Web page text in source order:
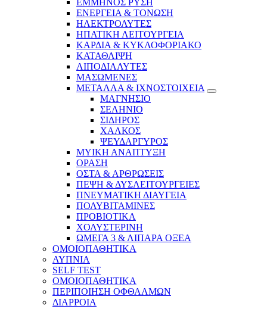
ΕΝΕΡΓΕΙΑ & ΤΟΝΩΣΗ
ΗΛΕΚΤΡΟΛΥΤΕΣ
ΗΠΑΤΙΚΗ ΛΕΙΤΟΥΡΓΕΙΑ
ΚΑΡΔΙΑ & ΚΥΚΛΟΦΟΡΙΑΚΟ
ΚΑΤΑΘΛΙΨΗ
ΛΙΠΟΔΙΑΛΥΤΕΣ
ΜΑΣΩΜΕΝΕΣ
ΜΕΤΑΛΛΑ & ΙΧΝΟΣΤΟΙΧΕΙΑ
ΜΑΓΝΗΣΙΟ
ΣΕΛΗΝΙΟ
ΣΙΔΗΡΟΣ
ΧΑΛΚΟΣ
ΨΕΥΔΑΡΓΥΡΟΣ
ΜΥΙΚΗ ΑΝΑΠΤΥΞΗ
ΟΡΑΣΗ
ΟΣΤΑ & ΑΡΘΡΩΣΕΙΣ
ΠΕΨΗ & ΔΥΣΛΕΙΤΟΥΡΓΕΙΕΣ
ΠΝΕΥΜΑΤΙΚΗ ΔΙΑΥΓΕΙΑ
ΠΟΛΥΒΙΤΑΜΙΝΕΣ
ΠΡΟΒΙΟΤΙΚΑ
ΧΟΛΥΣΤΕΡΙΝΗ
ΩΜΕΓΑ 3 & ΛΙΠΑΡΑ ΟΞΕΑ
ΟΜΟΙΟΠΑΘΗΤΙΚΑ
ΑΥΠΝΙΑ
SELF TEST
ΟΜΟΙΟΠΑΘΗΤΙΚΑ
ΠΕΡΙΠΟΙΗΣΗ ΟΦΘΑΛΜΩΝ
ΔΙΑΡΡΟΙΑ